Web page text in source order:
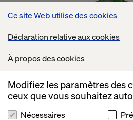
Ce site Web utilise des cookies
Déclaration relative aux cookies
À propos des cookies
Modifiez les paramètres des
ceux que vous souhaitez
Nécessaires